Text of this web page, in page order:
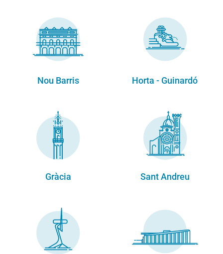
Nou Barris Horta - Guinardó
Gràcia Sant Andreu